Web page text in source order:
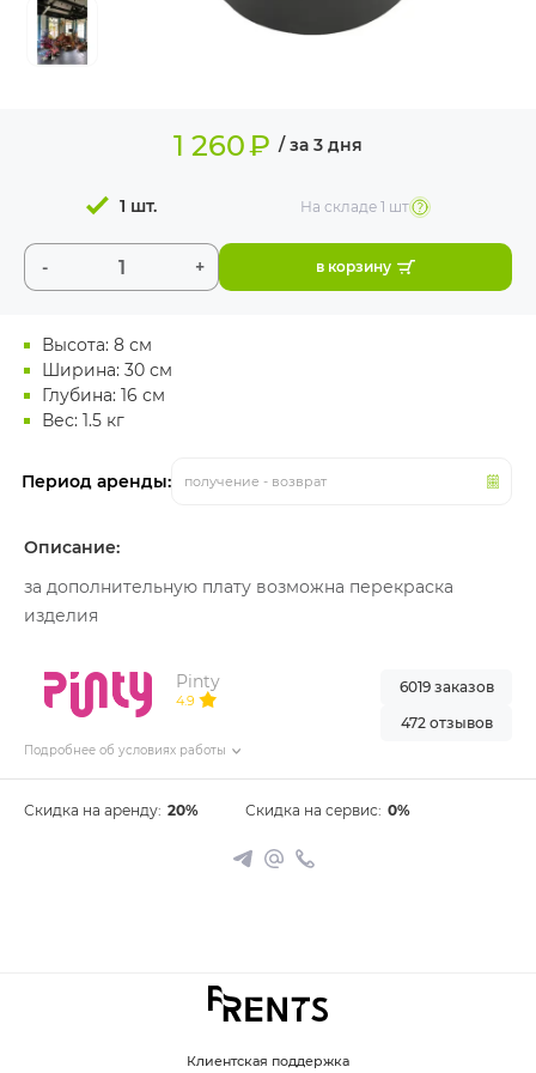
ИЗДЕЛИЯ ДЛЯ
КОМФОРТА
Высота: 8 см
Ширина: 30 см
Глубина: 16 см
Вес: 1.5 кг
Период аренды: получение - возврат
1 260₽ / за 3 дня
- +
1 шт. На складе1 шт
в корзину
Описание:
за дополнительную плату возможна перекраска
изделия
Pinty
4.9
Подробнее об условиях работы
6019 заказов
472 отзывов
Скидка на аренду: 20% Скидка на сервис: 0%
Клиентская поддержка